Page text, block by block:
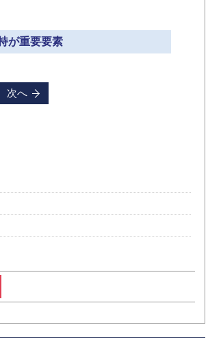
が重要要素
次へ